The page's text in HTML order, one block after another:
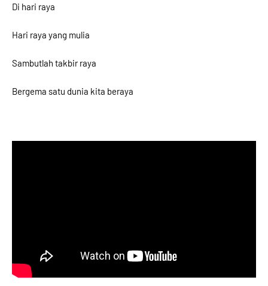
Di hari raya
Hari raya yang mulia
Sambutlah takbir raya
Bergema satu dunia kita beraya